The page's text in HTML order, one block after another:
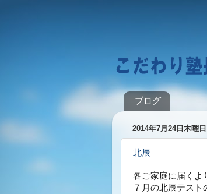
ブログ
2014年7月24日木曜日
北辰
各ご家庭に届くよ
７月の北辰テスト